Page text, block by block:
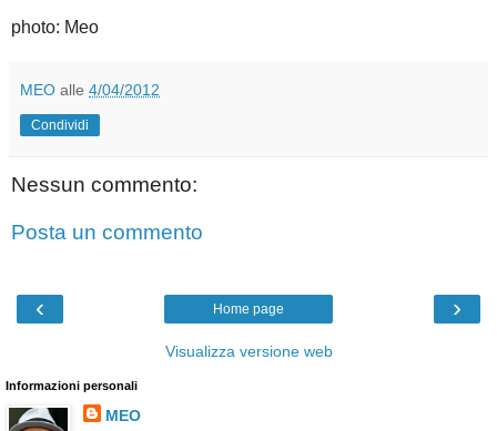
photo: Meo
MEO alle 4/04/2012
Condividi
Nessun commento:
Posta un commento
‹ ›
Home page
Visualizza versione web
Informazioni personali
MEO